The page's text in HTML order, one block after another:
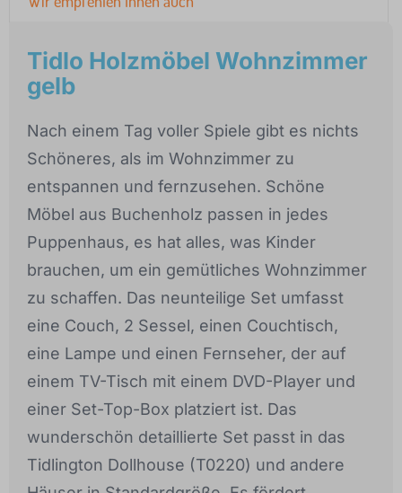
Tidlo Holzmöbel Wohnzimmer
gelb
Nach einem Tag voller Spiele gibt es nichts
Schöneres, als im Wohnzimmer zu
entspannen und fernzusehen. Schöne
Möbel aus Buchenholz passen in jedes
Puppenhaus, es hat alles, was Kinder
brauchen, um ein gemütliches Wohnzimmer
zu schaffen. Das neunteilige Set umfasst
eine Couch, 2 Sessel, einen Couchtisch,
eine Lampe und einen Fernseher, der auf
einem TV-Tisch mit einem DVD-Player und
einer Set-Top-Box platziert ist. Das
wunderschön detaillierte Set passt in das
Tidlington Dollhouse (T0220) und andere